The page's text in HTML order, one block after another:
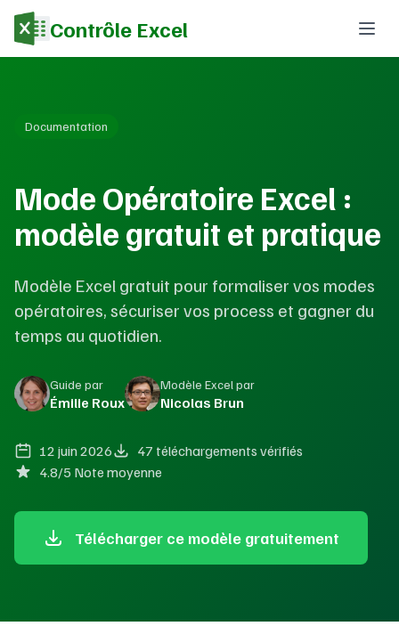
Contrôle Excel
Documentation
Mode Opératoire Excel :
modèle gratuit et pratique
Modèle Excel gratuit pour formaliser vos modes
opératoires, sécuriser vos process et gagner du
temps au quotidien.
Guide par
Émilie Roux
Modèle Excel par
Nicolas Brun
12 juin 2026
47 téléchargements vérifiés
4.8/5 Note moyenne
Télécharger ce modèle gratuitement